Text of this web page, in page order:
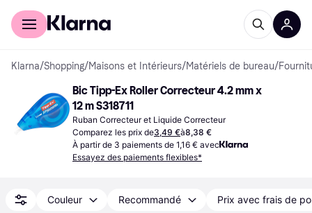
Acheter avec Klarna
Klarna/Shopping/Maisons et Intérieurs/Matériels de bureau/
Bic Tipp-Ex Roller Correcteur 4.2 mm x
12 m S318711
Ruban Correcteur et Liquide Correcteur
Comparez les prix de3,49 €à8,38 €
À partir de 3 paiements de 1,16 € avec
Essayez des paiements flexibles*
Couleur Recommandé Prix avec frais de